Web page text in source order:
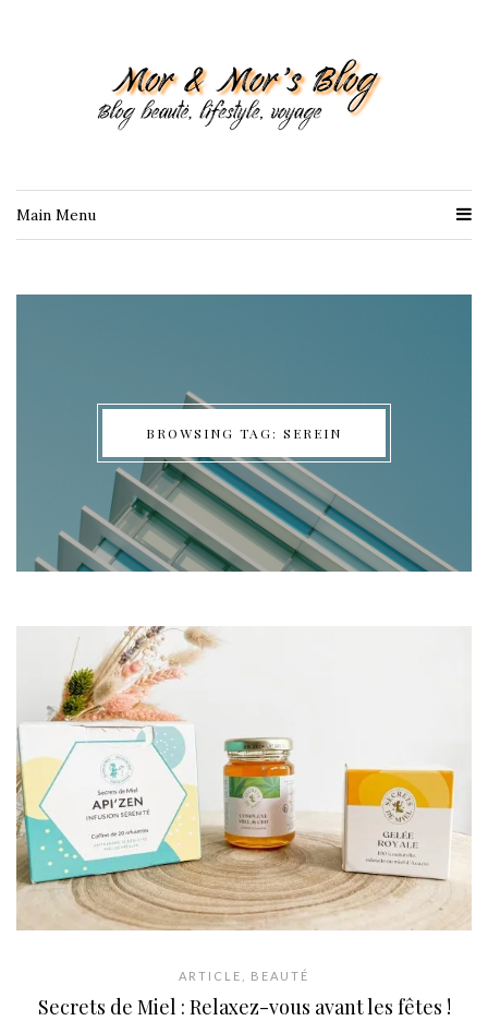
Main Menu
BROWSING TAG: SEREIN
ARTICLE BEAUTÉ
Secrets de Miel : Relaxez-vous avant les fêtes !